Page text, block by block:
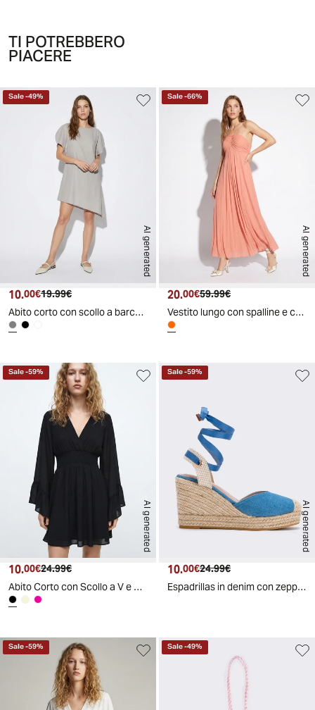
TI POTREBBERO
PIACERE
AI generated
Sale-49%
Prezzo attuale
10.00€ Prezzo originale
19.99€
Abito corto con scollo a barchetta - Grigio fango
AI generated
Sale-66%
Prezzo attuale
20.00€ Prezzo originale
59.99€
Vestito lungo con spalline e coulisse - Pesca
AI generated
Sale-59%
Prezzo attuale
10.00€ Prezzo originale
24.99€
Abito Corto con Scollo a V e Vita Elastico - Nero
AI generated
Sale-59%
Prezzo attuale
10.00€ Prezzo originale
24.99€
Espadrillas in denim con zeppa 90 mm - Denim
Sale-59% Sale-49%